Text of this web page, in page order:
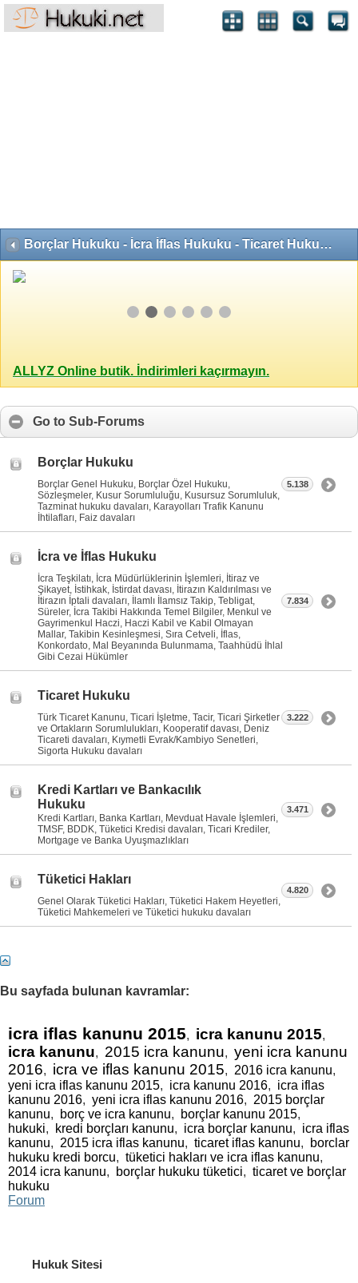
Borçlar Hukuku - İcra İflas Hukuku - Ticaret Hukuku - Kredi Kartları ve Bankacılık Hukuku - Tüketici
ALLYZ Online butik. İndirimleri kaçırmayın.
Go to Sub-Forums
Borçlar Hukuku
Borçlar Genel Hukuku, Borçlar Özel Hukuku,
Sözleşmeler, Kusur Sorumluluğu, Kusursuz Sorumluluk,
Tazminat hukuku davaları, Karayolları Trafik Kanunu
İhtilafları, Faiz davaları
5.138
İcra ve İflas Hukuku
İcra Teşkilatı, İcra Müdürlüklerinin İşlemleri, İtiraz ve
Şikayet, İstihkak, İstirdat davası, İtirazın Kaldırılması ve
İtirazın İptali davaları, İlamlı İlamsız Takip, Tebligat,
Süreler, İcra Takibi Hakkında Temel Bilgiler, Menkul ve
Gayrimenkul Haczi, Haczi Kabil ve Kabil Olmayan
Mallar, Takibin Kesinleşmesi, Sıra Cetveli, İflas,
Konkordato, Mal Beyanında Bulunmama, Taahhüdü İhlal
Gibi Cezai Hükümler
7.834
Ticaret Hukuku
Türk Ticaret Kanunu, Ticari İşletme, Tacir, Ticari Şirketler
ve Ortakların Sorumlulukları, Kooperatif davası, Deniz
Ticareti davaları, Kıymetli Evrak/Kambiyo Senetleri,
Sigorta Hukuku davaları
3.222
Kredi Kartları ve Bankacılık
Hukuku
Kredi Kartları, Banka Kartları, Mevduat Havale İşlemleri,
TMSF, BDDK, Tüketici Kredisi davaları, Ticari Krediler,
Mortgage ve Banka Uyuşmazlıkları
3.471
Tüketici Hakları
Genel Olarak Tüketici Hakları, Tüketici Hakem Heyetleri,
Tüketici Mahkemeleri ve Tüketici hukuku davaları
4.820
Bu sayfada bulunan kavramlar:
icra iflas kanunu 2015, icra kanunu 2015,
icra kanunu, 2015 icra kanunu, yeni icra kanunu
2016, icra ve iflas kanunu 2015, 2016 icra kanunu,
yeni icra iflas kanunu 2015, icra kanunu 2016, icra iflas
kanunu 2016, yeni icra iflas kanunu 2016, 2015 borçlar
kanunu, borç ve icra kanunu, borçlar kanunu 2015,
hukuki, kredi borçları kanunu, icra borçlar kanunu, icra iflas
kanunu, 2015 icra iflas kanunu, ticaret iflas kanunu,
borclar
hukuku kredi borcu, tüketici hakları ve icra iflas kanunu,
2014 icra kanunu, borçlar hukuku tüketici, ticaret ve borçlar
hukuku
Forum
Hukuk Sitesi